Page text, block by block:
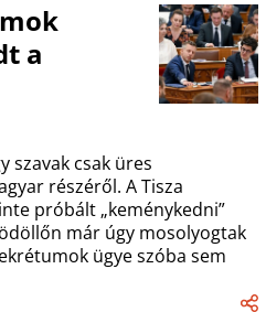
a
szavak csak üres
részéről. A Tisza
próbált „keménykedni”
már úgy mosolyogtak
ügye szóba sem